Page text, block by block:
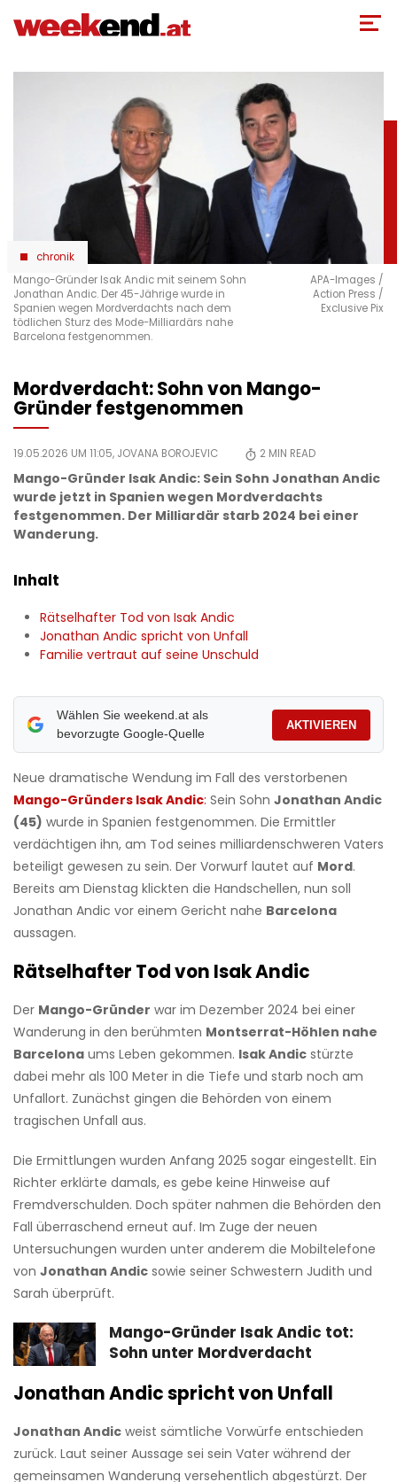
zum
chronik
Mango-Gründer Isak Andic mit seinem Sohn
Jonathan Andic. Der 45-Jährige wurde in
Spanien wegen Mordverdachts nach dem
tödlichen Sturz des Mode-Milliardärs nahe
Barcelona festgenommen.
APA-Images /
Action Press /
Exclusive Pix
Mordverdacht: Sohn von Mango-
Gründer festgenommen
19.05.2026 UM 11:05, JOVANA BOROJEVIC 2 MIN READ
Mango-Gründer Isak Andic: Sein Sohn Jonathan Andic
wurde jetzt in Spanien wegen Mordverdachts
festgenommen. Der Milliardär starb 2024 bei einer
Wanderung.
Inhalt
Rätselhafter Tod von Isak Andic
Jonathan Andic spricht von Unfall
Familie vertraut auf seine Unschuld
Wählen Sie weekend.at als
bevorzugte Google-Quelle
AKTIVIEREN
Neue dramatische Wendung im Fall des verstorbenen
Mango-Gründers Isak Andic: Sein Sohn Jonathan Andic
(45) wurde in Spanien festgenommen. Die Ermittler
verdächtigen ihn, am Tod seines milliardenschweren Vaters
beteiligt gewesen zu sein. Der Vorwurf lautet auf Mord.
Bereits am Dienstag klickten die Handschellen, nun soll
Jonathan Andic vor einem Gericht nahe Barcelona
aussagen.
Rätselhafter Tod von Isak Andic
Der Mango-Gründer war im Dezember 2024 bei einer
Wanderung in den berühmten Montserrat-Höhlen nahe
Barcelona ums Leben gekommen. Isak Andic stürzte
dabei mehr als 100 Meter in die Tiefe und starb noch am
Unfallort. Zunächst gingen die Behörden von einem
tragischen Unfall aus.
Die Ermittlungen wurden Anfang 2025 sogar eingestellt. Ein
Richter erklärte damals, es gebe keine Hinweise auf
Fremdverschulden. Doch später nahmen die Behörden den
Fall überraschend erneut auf. Im Zuge der neuen
Untersuchungen wurden unter anderem die Mobiltelefone
von Jonathan Andic sowie seiner Schwestern Judith und
Sarah überprüft.
Mango-Gründer Isak Andic tot:
Sohn unter Mordverdacht
Jonathan Andic spricht von Unfall
Jonathan Andic weist sämtliche Vorwürfe entschieden
zurück. Laut seiner Aussage sei sein Vater während der
gemeinsamen Wanderung versehentlich abgestürzt. Der